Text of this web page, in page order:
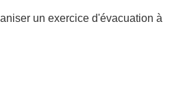
un exercice d'évacuation à